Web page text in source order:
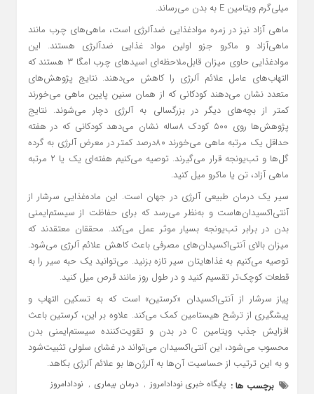
میلی‌گرم ویتامین E به بدن می‌رساند.
ماهی آزاد نیز در زمره موادغذایی ضدآلرژی است، ماهی‌های چرب مانند
ماهی‌آزاد و ماکرو جزو اولین مواد غذایی ضدآلرژی هستند. این
موادغذایی حاوی میزان قابل‌ملاحظه‌ای اسید‌های چرب امگا ۳ هستند که
التهاب‌های عامل علائم آلرژی را کاهش می‌دهند. نتایج پژوهش‌های
متعدد نشان می‌دهند کودکانی که از همان سنین پایین ماهی می‌خورند
کمتر از بچه‌های دیگر در بزرگسالی به آلرژی دچار می‌شوند. نتایج
پژوهش‌ها روی ۵۰۰ کودک ۸‌ساله نشان می‌دهد کودکانی که در هفته
حداقل یک مرتبه ماهی می‌خورند ۸۰‌درصد کمتر در معرض آلرژی به گرده
گل‌ها و تب‌یونجه قرار می‌گیرند. توصیه می‌کنیم هفته‌ای یک یا ۲ مرتبه
ماهی آزاد، تن یا ماکرو میل کنید.
سیر یک درمان طبیعی آلرژی در جهان است. این ماده‌غذایی سرشار از
آنتی‌اکسیدان‌هاست و به‌نظر می‌رسد که برای حفاظت از سیستم‌ایمنی
بدن در برابر تب‌یونجه بسیار موثر عمل می‌کند. محققان معتقدند که
میزان بالای آنتی‌اکسیدان‌های مصرفی باعث کاهش علائم آلرژی می‌شود.
توصیه می‌کنیم به غذاهایتان سیر تازه بزنید. می‌توانید یک حبه سیر را به
قطعات کوچک‌تر تقسیم کنید و در طول روز مانند قرص میل کنید.
پیاز سرشار از آنتی‌اکسیدان «کرستین» است که به تسکین التهاب و
پیشگیری از ترشح هیستامین کمک می‌کند. علاوه بر این، کرستین باعث
افزایش جذب ویتامین C در بدن و تقویت‌کننده سیستم‌ایمنی بدن
محسوب می‌شود، این آنتی‌اکسیدان می‌تواند در غشای سلولی تثبیت‌شود
و به این ترتیب از حساسیت آن‌ها به آلرژن‌ها بو علائم آلرژی بکاهد.
برچسب ها : پایگاه خبری نودادامروز , درمان بیماری , نودادامروز